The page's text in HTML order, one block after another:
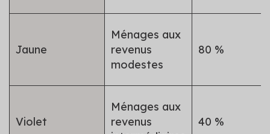
Jaune
Ménages aux
revenus
modestes
80 %
Violet
Ménages aux
revenus
40 %